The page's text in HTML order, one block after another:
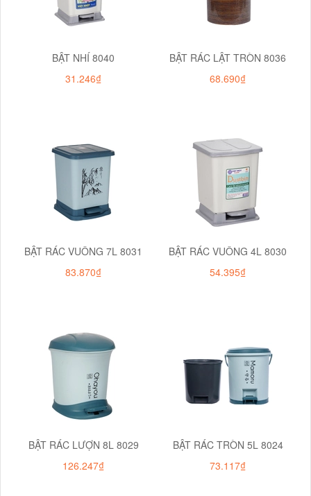
BẬT NHÍ 8040
31.246₫
BẬT RÁC LẬT TRÒN 8036
68.690₫
BẬT RÁC VUÔNG 7L 8031
83.870₫
BẬT RÁC VUÔNG 4L 8030
54.395₫
BẬT RÁC LƯỢN 8L 8029
126.247₫
BẬT RÁC TRÒN 5L 8024
73.117₫